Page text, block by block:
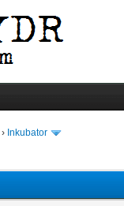
› Inkubator